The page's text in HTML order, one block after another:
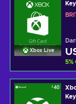
Xbox Live
5%